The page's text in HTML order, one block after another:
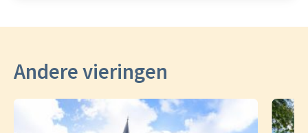
Andere vieringen